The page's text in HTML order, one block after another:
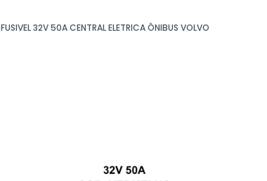
FUSIVEL 32V 50A CENTRAL ELETRICA ÔNIBUS VOLVO
7º defletor